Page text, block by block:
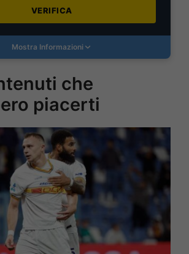
VERIFICA
Mostra Informazioni
che
piacerti